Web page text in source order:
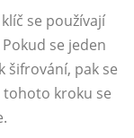
se používají
se jeden
šifrování, pak se
tohoto kroku se